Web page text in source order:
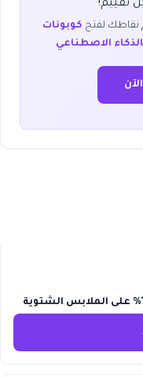
تقييم!
لفتح كوبونات
الاصطناعي